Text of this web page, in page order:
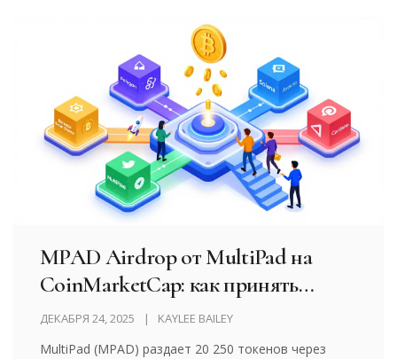
MPAD Airdrop от MultiPad на
CoinMarketCap: как принять
участие и что нужно знать в 2025
году
ДЕКАБРЯ 24, 2025 KAYLEE BAILEY
MultiPad (MPAD) раздает 20 250 токенов через